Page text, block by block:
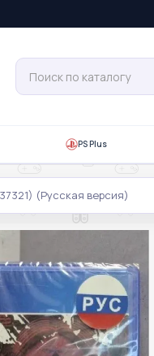
PS Plus
(Русская версия)